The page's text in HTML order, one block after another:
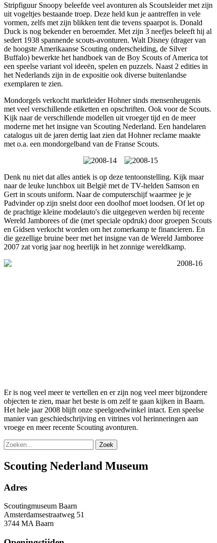
Stripfiguur Snoopy beleefde veel avonturen als Scoutsleider met zijn
uit vogeltjes bestaande troep. Deze held kun je aantreffen in vele
vormen, zelfs met zijn blikken tent die tevens spaarpot is. Donald
Duck is nog bekender en beroemder. Met zijn 3 neefjes beleeft hij al
sedert 1938 spannende scouts-avonturen. Walt Disney (drager van
de hoogste Amerikaanse Scouting onderscheiding, de Silver
Buffalo) bewerkte het handboek van de Boy Scouts of America tot
een speelse variant vol ideeën, spelen en puzzels. Naast 2 edities in
het Nederlands zijn in de expositie ook diverse buitenlandse
exemplaren te zien.
Mondorgels verkocht marktleider Hohner sinds mensenheugenis
met veel verschillende etiketten en opschriften. Ook voor de Scouts.
Kijk naar de verschillende modellen uit vroeger tijd en de meer
moderne met het insigne van Scouting Nederland. Een handelaren
catalogus uit de jaren dertig laat zien dat Hohner reclame maakte
met o.a. een mondorgelband van de Franse Scouts.
Denk nu niet dat alles antiek is op deze tentoonstelling. Kijk maar
naar de leuke lunchbox uit België met de TV-helden Samson en
Gert in scouts uniform. Naar de computerschijf waarmee je je
Padvinder op zijn snelst door een doolhof moet loodsen. Of let op
de prachtige kleine modelauto's die uitgegeven werden bij recente
Wereld Jamborees of die (met speciale opdruk) door groepen Scouts
en Gidsen verkocht worden om het zomerkamp te financieren. En
die gezellige bruine beer met het insigne van de Wereld Jamboree
2007 zat vorig jaar nog heerlijk in het zonnige wereldkamp.
Er is nog veel meer te vertellen en er zijn nog veel meer bijzondere
objecten te zien, maar het beste is om zelf te gaan kijken in Baarn.
Het hele jaar 2008 blijft onze speelgoedwinkel intact. Een speelse
manier van geschiedschrijving en vitrines vol herinneringen aan
vroege en meer recente Scouting avonturen.
Zoek
Scouting Nederland Museum
Adres
Scoutingmuseum Baarn
Amsterdamsestraatweg 51
3744 MA Baarn